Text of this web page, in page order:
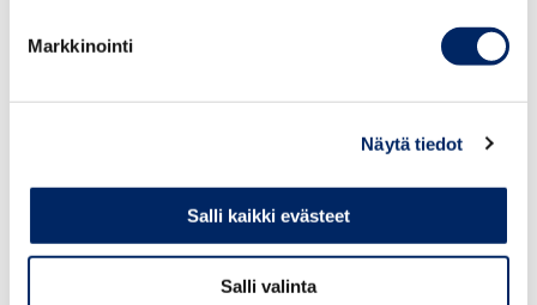
Markkinointi
Näytä tiedot
Salli kaikki evästeet
Salli valinta
The Chair of Board Course Gave Perspective on the
Depth of a Chair’s Role